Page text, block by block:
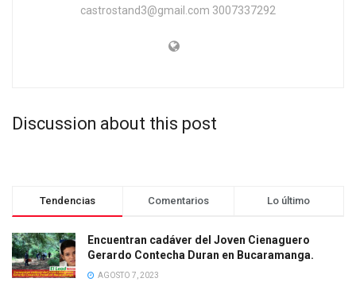
castrostand3@gmail.com 3007337292
Discussion about this post
Tendencias Comentarios Lo último
Encuentran cadáver del Joven Cienaguero
Gerardo Contecha Duran en Bucaramanga.
AGOSTO 7, 2023